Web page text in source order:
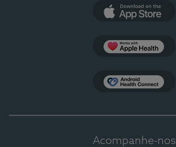
Acompanhe-nos